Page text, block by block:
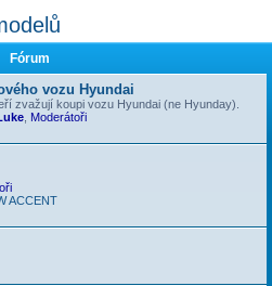
Fórum
vozu Hyundai
zvažují koupi vozu Hyundai (ne Hyunday).
Moderátoři
ACCENT